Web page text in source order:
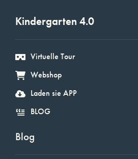
Kindergarten 4.0
Virtuelle Tour
Webshop
Laden sie APP
BLOG
Blog